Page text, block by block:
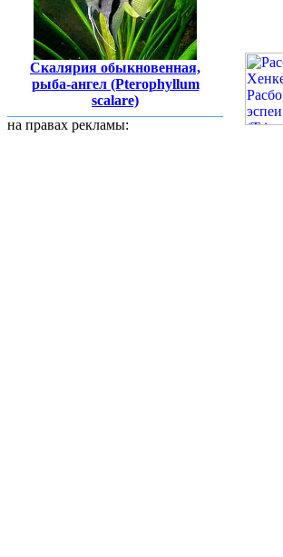
Скалярия обыкновенная,
рыба-ангел (Pterophyllum
scalare)
на правах рекламы: